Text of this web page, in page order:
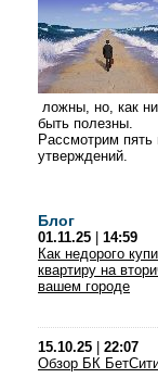
ложны, но, как
быть полезны.
Рассмотрим пять
утверждений.
Блог
01.11.25
14:59
Как недорого
квартиру на
вашем городе
15.10.25
22:07
Обзор БК